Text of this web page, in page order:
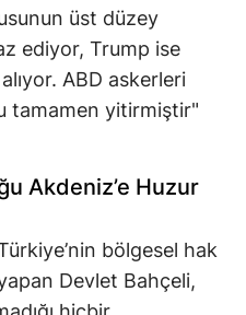
üst düzey
ediyor, Trump ise
ABD askerleri
tamamen yitirmiştir"
Akdeniz’e Huzur
bölgesel hak
Devlet Bahçeli,